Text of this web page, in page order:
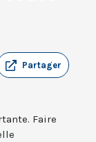
Partager
Faire